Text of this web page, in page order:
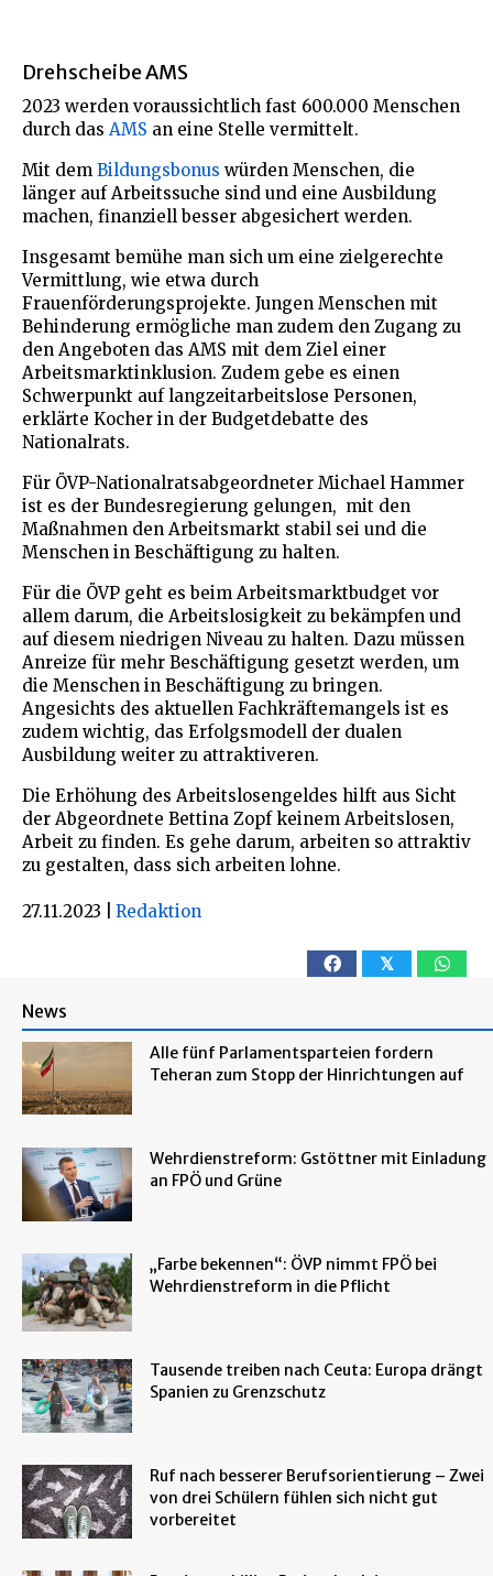
Drehscheibe AMS
2023 werden voraussichtlich fast 600.000 Menschen
durch das AMS an eine Stelle vermittelt.
Mit dem Bildungsbonus würden Menschen, die
länger auf Arbeitssuche sind und eine Ausbildung
machen, finanziell besser abgesichert werden.
Insgesamt bemühe man sich um eine zielgerechte
Vermittlung, wie etwa durch
Frauenförderungsprojekte. Jungen Menschen mit
Behinderung ermögliche man zudem den Zugang zu
den Angeboten das AMS mit dem Ziel einer
Arbeitsmarktinklusion. Zudem gebe es einen
Schwerpunkt auf langzeitarbeitslose Personen,
erklärte Kocher in der Budgetdebatte des
Nationalrats.
Für ÖVP-Nationalratsabgeordneter Michael Hammer
ist es der Bundesregierung gelungen, mit den
Maßnahmen den Arbeitsmarkt stabil sei und die
Menschen in Beschäftigung zu halten.
Für die ÖVP geht es beim Arbeitsmarktbudget vor
allem darum, die Arbeitslosigkeit zu bekämpfen und
auf diesem niedrigen Niveau zu halten. Dazu müssen
Anreize für mehr Beschäftigung gesetzt werden, um
die Menschen in Beschäftigung zu bringen.
Angesichts des aktuellen Fachkräftemangels ist es
zudem wichtig, das Erfolgsmodell der dualen
Ausbildung weiter zu attraktiveren.
Die Erhöhung des Arbeitslosengeldes hilft aus Sicht
der Abgeordnete Bettina Zopf keinem Arbeitslosen,
Arbeit zu finden. Es gehe darum, arbeiten so attraktiv
zu gestalten, dass sich arbeiten lohne.
27.11.2023 Redaktion
𝕏
News
Alle fünf Parlamentsparteien fordern
Teheran zum Stopp der Hinrichtungen auf
Wehrdienstreform: Gstöttner mit Einladung
an FPÖ und Grüne
„Farbe bekennen“: ÖVP nimmt FPÖ bei
Wehrdienstreform in die Pflicht
Tausende treiben nach Ceuta: Europa drängt
Spanien zu Grenzschutz
Ruf nach besserer Berufsorientierung – Zwei
von drei Schülern fühlen sich nicht gut
vorbereitet